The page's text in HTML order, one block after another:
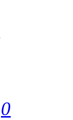
0